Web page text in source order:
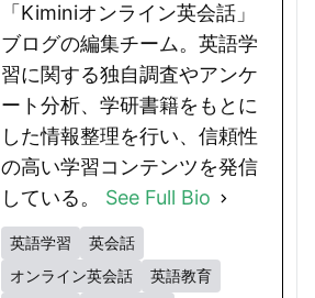
「Kiminiオンライン英会話」
ブログの編集チーム。英語学
習に関する独自調査やアンケ
ート分析、学研書籍をもとに
した情報整理を行い、信頼性
の高い学習コンテンツを発信
している。 See Full Bio
英語学習
英会話
オンライン英会話
英語教育